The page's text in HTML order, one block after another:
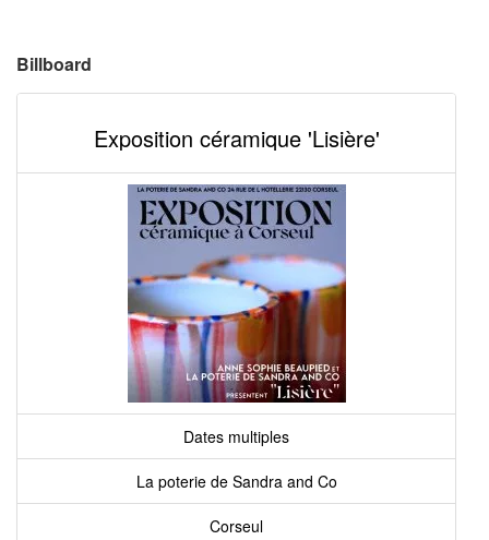
Billboard
Exposition céramique 'Lisière'
Dates multiples
La poterie de Sandra and Co
Corseul